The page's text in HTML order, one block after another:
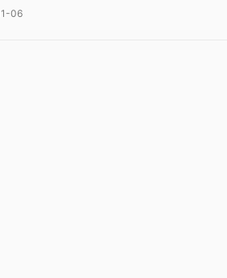
观花园，形成独特的岭南建筑风格。
06